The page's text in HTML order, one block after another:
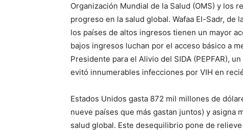
Organización Mundial de la Salud (OMS) y los
progreso en la salud global. Wafaa El-Sadr, de
los países de altos ingresos tienen un mayor
bajos ingresos luchan por el acceso básico a
Presidente para el Alivio del SIDA (PEPFAR),
evitó innumerables infecciones por VIH en
Estados Unidos gasta 872 mil millones de
nueve países que más gastan juntos) y asigna
salud global. Este desequilibrio pone de